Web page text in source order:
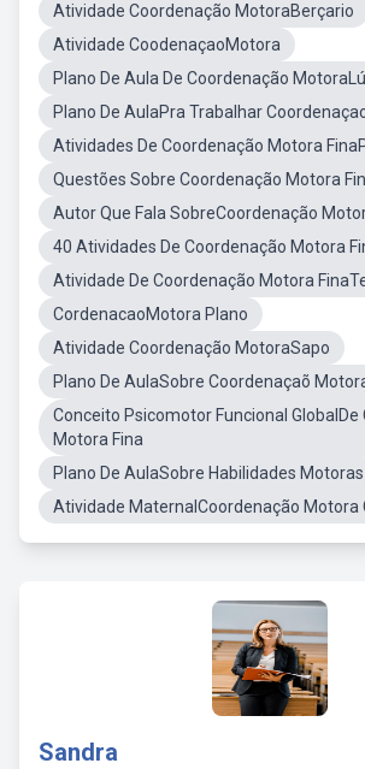
Atividade Coordenação MotoraBerçario
Atividade CoodenaçaoMotora
Plano De Aula De Coordenação
Plano De AulaPra Trabalhar
Atividades De Coordenação Motora
Questões Sobre Coordenação Motora
Autor Que Fala SobreCoordenação
40 Atividades De Coordenação Motora
Atividade De Coordenação Motora
CordenacaoMotora Plano
Atividade Coordenação MotoraSapo
Plano De AulaSobre Coordenaçaõ
Conceito Psicomotor Funcional GlobalDe
Motora Fina
Plano De AulaSobre Habilidades Motoras
Atividade MaternalCoordenação Motora
Sandra